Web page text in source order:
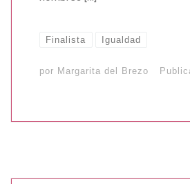
Finalista Igualdad
por Margarita del Brezo